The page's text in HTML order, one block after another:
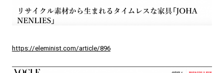
https://eleminist.com/article/896